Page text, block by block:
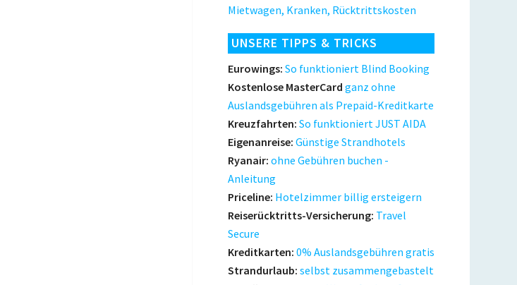
Mietwagen, Kranken, Rücktrittskosten
UNSERE TIPPS & TRICKS
Eurowings: So funktioniert Blind Booking
Kostenlose MasterCard ganz ohne
Auslandsgebühren als Prepaid-Kreditkarte
Kreuzfahrten: So funktioniert JUST AIDA
Eigenanreise: Günstige Strandhotels
Ryanair: ohne Gebühren buchen -
Anleitung
Priceline: Hotelzimmer billig ersteigern
Reiserücktritts-Versicherung: Travel
Secure
Kreditkarten: 0% Auslandsgebühren gratis
Strandurlaub: selbst zusammengebastelt